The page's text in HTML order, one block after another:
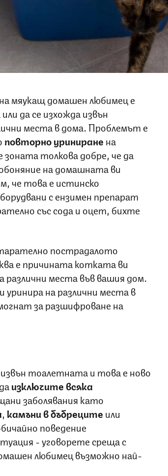
мяукащ домашен любимец е
да се изхожда извън
места в дома. Проблемът е
повторно уриниране на
толкова добре, че да
на домашната ви
че това е истинско
с ензимен препарат
със сода и оцет, бихте
пострадалото
е причината котката ви
различни места във вашия дом.
на различни места в
за разшифроване на
тоалетната и това е ново
изключите всяка
заболявания като
, камъни в бъбреците или
поведение
- уговорете среща с
любимец възможно най-